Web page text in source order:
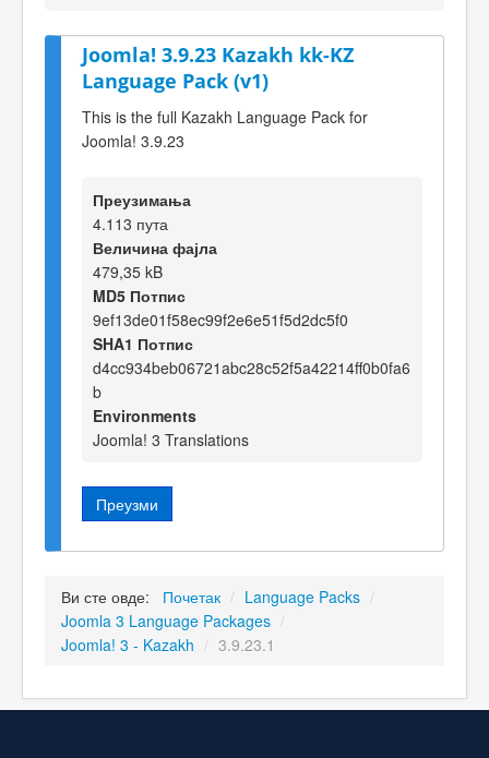
Joomla! 3.9.23 Kazakh kk-KZ
Language Pack (v1)
This is the full Kazakh Language Pack for
Joomla! 3.9.23
Преузимања
4.113 пута
Величина фајла
479,35 kB
MD5 Потпис
9ef13de01f58ec99f2e6e51f5d2dc5f0
SHA1 Потпис
d4cc934beb06721abc28c52f5a42214ff0b0fa6
b
Environments
Joomla! 3 Translations
Преузми
Ви сте овде: Почетак / Language Packs /
Joomla 3 Language Packages /
Joomla! 3 - Kazakh / 3.9.23.1